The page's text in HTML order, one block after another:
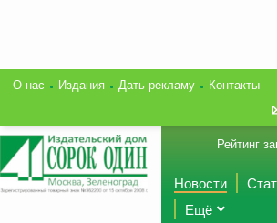
О нас Издания Дать рекламу
Контакты
Рейтинг
Новости
Ещё